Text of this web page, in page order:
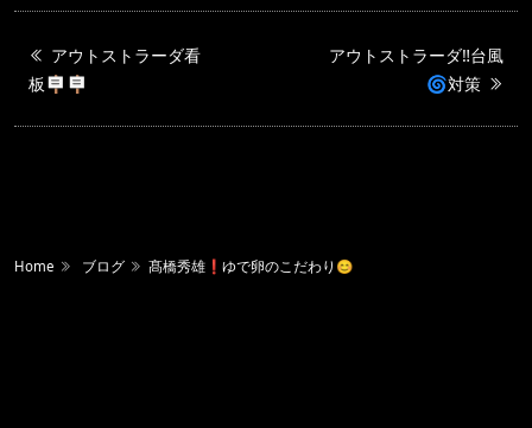
アウトストラーダ看
板🪧🪧
アウトストラーダ‼️台風
🌀対策
Home ブログ 髙橋秀雄❗️ゆで卵のこだわり😊